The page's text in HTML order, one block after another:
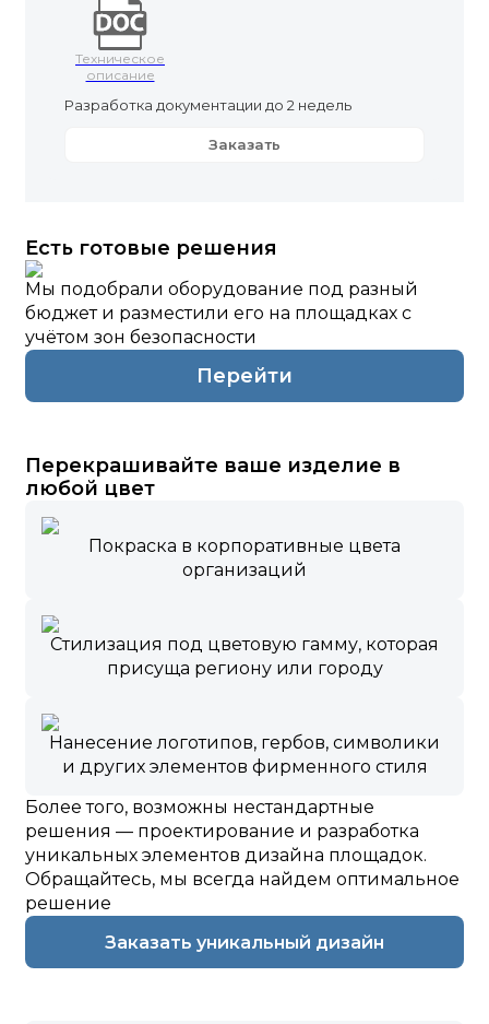
Техническое
описание
Разработка документации до 2 недель
Заказать
Есть готовые решения
Мы подобрали оборудование под разный
бюджет и разместили его на площадках с
учётом зон безопасности
Перейти
Перекрашивайте ваше изделие в
любой цвет
Покраска в корпоративные цвета
организаций
Стилизация под цветовую гамму, которая
присуща региону или городу
Нанесение логотипов, гербов, символики
и других элементов фирменного стиля
Более того, возможны нестандартные
решения — проектирование и разработка
уникальных элементов дизайна площадок.
Обращайтесь, мы всегда найдем оптимальное
решение
Заказать уникальный дизайн